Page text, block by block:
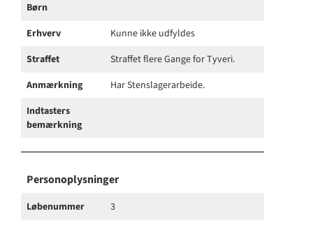
Børn
Erhverv
Kunne ikke udfyldes
Straffet
Straffet flere Gange for Tyveri.
Anmærkning
Har Stenslagerarbeide.
Indtasters
bemærkning
Personoplysninger
Løbenummer
3